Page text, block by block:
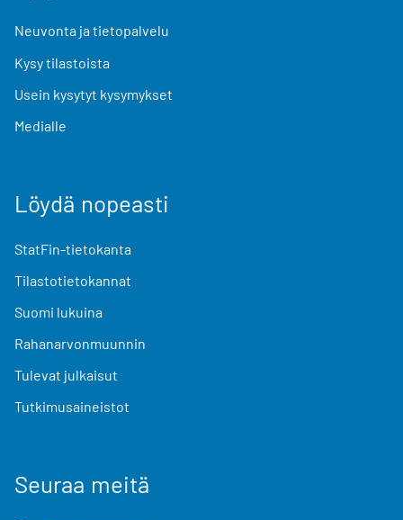
Neuvonta ja tietopalvelu
Kysy tilastoista
Usein kysytyt kysymykset
Medialle
Löydä nopeasti
StatFin-tietokanta
Tilastotietokannat
Suomi lukuina
Rahanarvonmuunnin
Tulevat julkaisut
Tutkimusaineistot
Seuraa meitä